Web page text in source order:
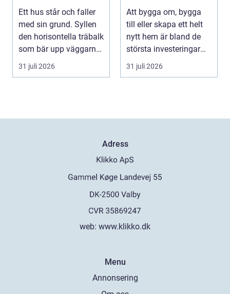
mark
Ett hus står och faller
med sin grund. Syllen
den horisontella träbalk
som bär upp väggarna
mot pla...
31 juli 2026
ditt projekt
Att bygga om, bygga
till eller skapa ett helt
nytt hem är bland de
största investeringar
m...
31 juli 2026
Adress
web: www.klikko.dk
Menu
Annonsering